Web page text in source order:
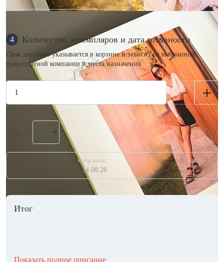
4 Количество экземпляров и дата готовности
Срок доставки указывается в корзине и зависит от выбранной
транспортной компании и места назначения.
Срок изгот.
14.08.26
Срок изгот.
12.08.26
Итог
Показать полное описание